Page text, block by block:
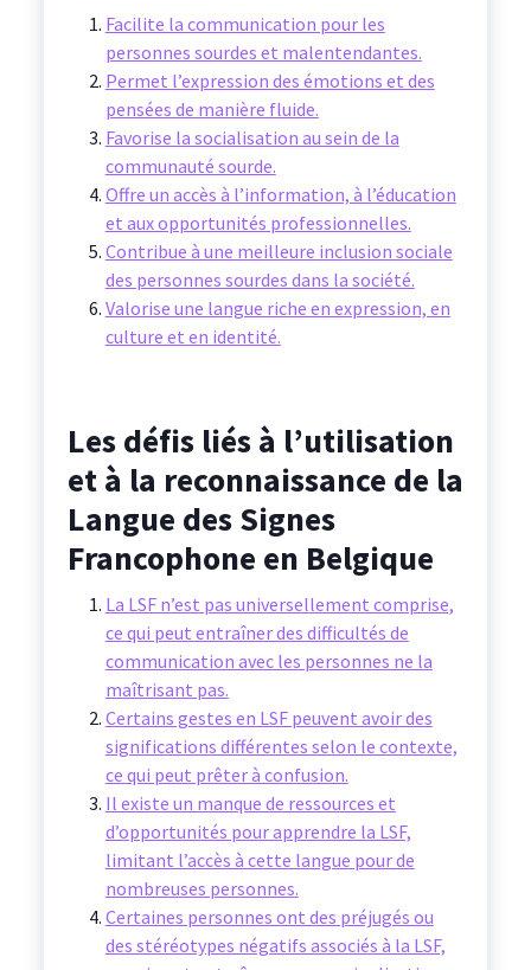
Facilite la communication pour les
personnes sourdes et malentendantes.
Permet l’expression des émotions et des
pensées de manière fluide.
Favorise la socialisation au sein de la
communauté sourde.
Offre un accès à l’information, à l’éducation
et aux opportunités professionnelles.
Contribue à une meilleure inclusion sociale
des personnes sourdes dans la société.
Valorise une langue riche en expression, en
culture et en identité.
Les défis liés à l’utilisation
et à la reconnaissance de la
Langue des Signes
Francophone en Belgique
La LSF n’est pas universellement comprise,
ce qui peut entraîner des difficultés de
communication avec les personnes ne la
maîtrisant pas.
Certains gestes en LSF peuvent avoir des
significations différentes selon le contexte,
ce qui peut prêter à confusion.
Il existe un manque de ressources et
d’opportunités pour apprendre la LSF,
limitant l’accès à cette langue pour de
nombreuses personnes.
Certaines personnes ont des préjugés ou
des stéréotypes négatifs associés à la LSF,